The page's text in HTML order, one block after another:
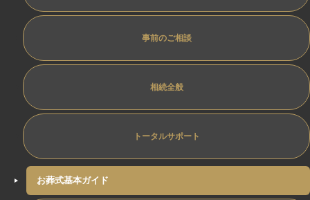
事前のご相談
相続全般
トータルサポート
お葬式基本ガイド